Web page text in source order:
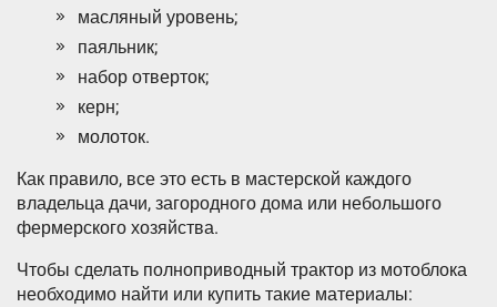
масляный уровень;
паяльник;
набор отверток;
керн;
молоток.
Как правило, все это есть в мастерской каждого
владельца дачи, загородного дома или небольшого
фермерского хозяйства.
Чтобы сделать полноприводный трактор из мотоблока
необходимо найти или купить такие материалы: